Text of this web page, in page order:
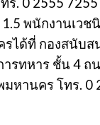
พนักงานเวช
รได้ที่ กองสนับ
รทหาร ชั้น 4 ถ
มหานคร โทร. 0